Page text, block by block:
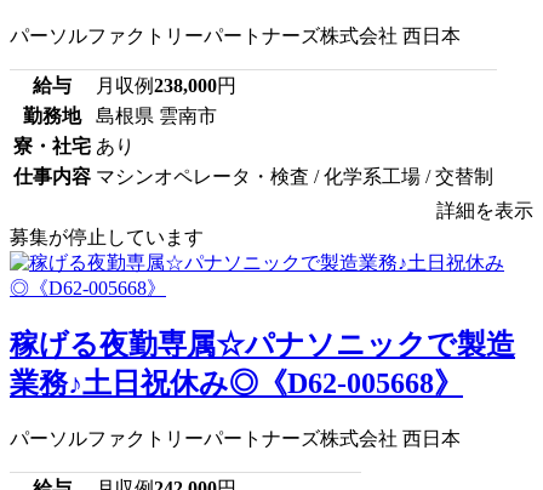
パーソルファクトリーパートナーズ株式会社 西日本
給与 月収例238,000円
勤務地
島根県 雲南市
寮・社宅 あり
仕事内容 マシンオペレータ・検査 / 化学系工場 / 交替制
詳細を表示
募集が停止しています
稼げる夜勤専属☆パナソニックで製造
業務♪土日祝休み◎《D62-005668》
パーソルファクトリーパートナーズ株式会社 西日本